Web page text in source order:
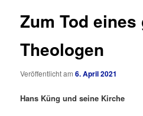
Zum Tod eines
Theologen
Veröffentlicht am6. April 2021
Hans Küng und seine Kirche